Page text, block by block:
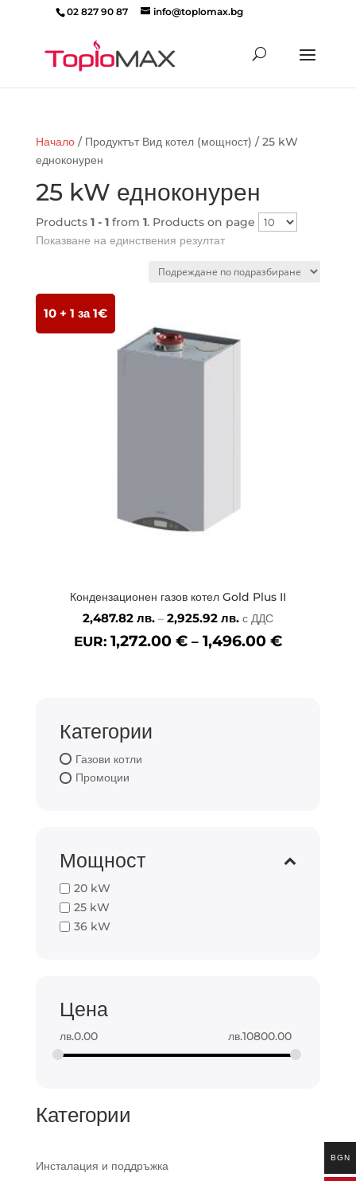
02 827 90 87 info@toplomax.bg
search
Начало/ Продуктът Вид котел (мощност) / 25 kW
едноконурен
25 kW едноконурен
Products 1 - 1from 1. Products on page
Показване на единствения резултат
10 + 1 за 1€
Кондензационен газов котел Gold Plus II
2,487.82 лв. – 2,925.92 лв. Price
range:
с ДДС
EUR: 1,272.00 €– 1,496.00 €
Категории
Газови котли
Промоции
Мощност
20 kW
25 kW
36 kW
Цена
лв.0.00 лв.10800.00
Категории
Инсталация и поддръжка
BGN